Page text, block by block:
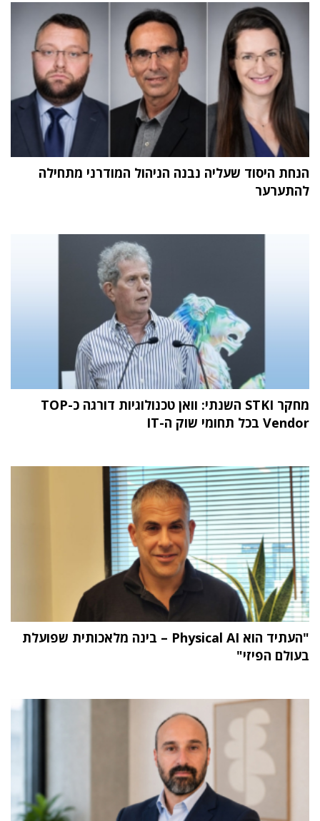
הנחת היסוד שעליה נבנה הניהול המודרני מתחילה
להתערער
מחקר STKI השנתי: וואן טכנולוגיות דורגה כ-TOP
Vendor בכל תחומי שוק ה-IT
"העתיד הוא Physical AI – בינה מלאכותית שפועלת
בעולם הפיזי"